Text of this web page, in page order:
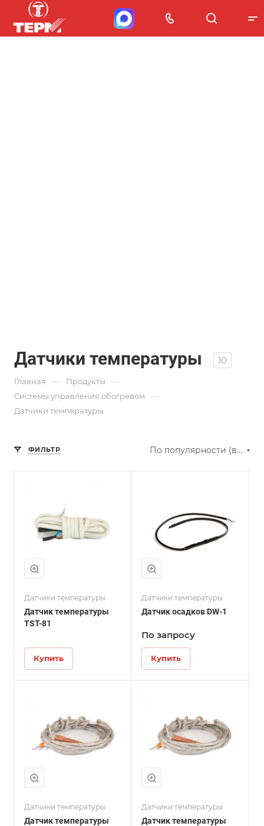
Датчики температуры 10
Главная — Продукты —
Системы управления обогревом —
Датчики температуры
ФИЛЬТР По популярности (возрастание)
Датчики температуры
Датчик температуры
TST-81
Купить
Датчики температуры
Датчик осадков DW-1
По запросу
Купить
Датчики температуры
Датчик температуры
Датчики температуры
Датчик температуры